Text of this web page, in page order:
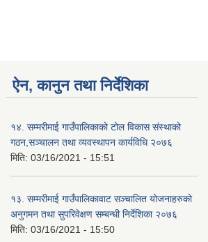
ऐन, कानुन तथा निर्देशिका
१४. सम्मरीमाई गाउँपालिकाको टोल विकास संस्थाको
गठन,सञ्चालन तथा व्यवस्थापन कार्यविधि २०७६
मिति: 03/16/2021 - 15:51
१३. सम्मरीमाई गाउँपालिकावाट सञ्चालित योजनाहरुको
अनुगमन तथा सुपरिवेक्षण सम्बन्धी निर्देशिका २०७६
मिति: 03/16/2021 - 15:50